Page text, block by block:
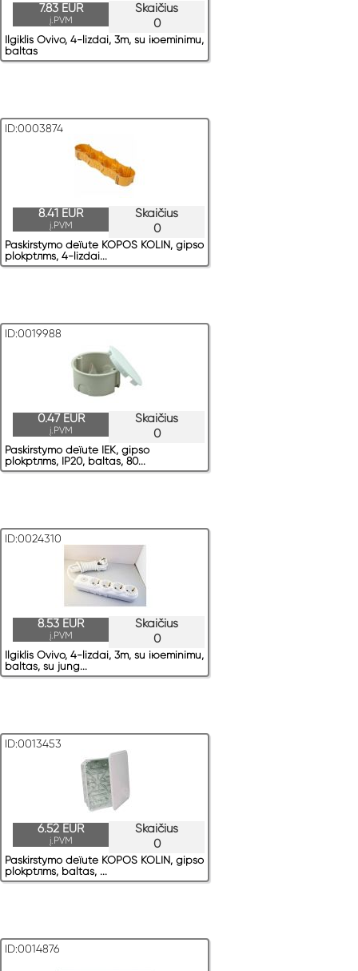
Skaičius
0
7.83 EUR
į.PVM
Ilgiklis Ovivo, 4-lizdai, 3m, su iюeminimu,
baltas
ID:0003874
Skaičius
0
8.41 EUR
į.PVM
Paskirstymo deїute KOPOS KOLIN, gipso
plokрtлms, 4-lizdai...
ID:0019988
Skaičius
0
0.47 EUR
į.PVM
Paskirstymo deїute IEK, gipso
plokрtлms, IP20, baltas, 80...
ID:0024310
Skaičius
0
8.53 EUR
į.PVM
Ilgiklis Ovivo, 4-lizdai, 3m, su iюeminimu,
baltas, su jung...
ID:0013453
Skaičius
0
6.52 EUR
į.PVM
Paskirstymo deїute KOPOS KOLIN, gipso
plokрtлms, baltas, ...
ID:0014876